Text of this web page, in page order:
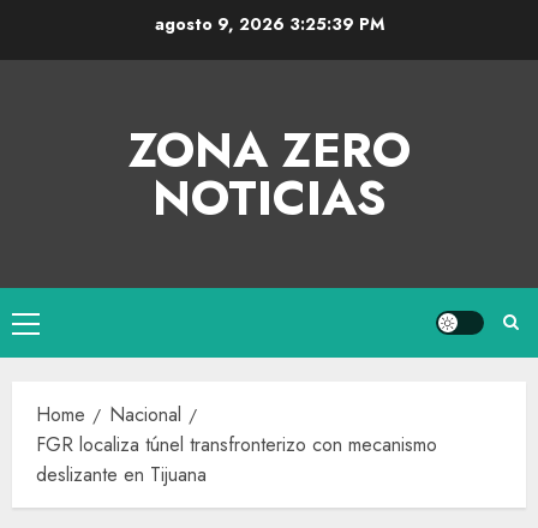
agosto 9, 2026 3:25:40 PM
ZONA ZERO
NOTICIAS
Home
Nacional
FGR localiza túnel transfronterizo con mecanismo
deslizante en Tijuana